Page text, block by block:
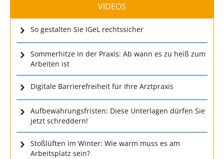
VIDEOS
So gestalten Sie IGeL rechtssicher
Sommerhitze in der Praxis: Ab wann es zu heiß zum
Arbeiten ist
Digitale Barrierefreiheit für Ihre Arztpraxis
Aufbewahrungsfristen: Diese Unterlagen dürfen Sie
jetzt schreddern!
Stoßlüften im Winter: Wie warm muss es am
Arbeitsplatz sein?